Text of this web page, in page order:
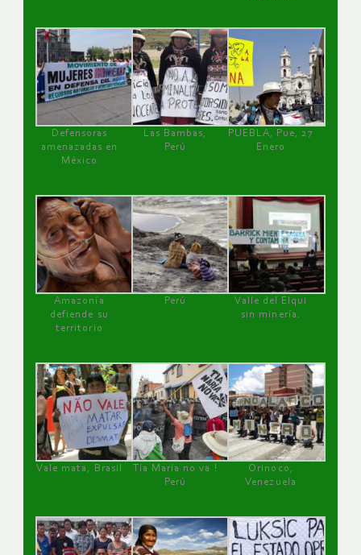
Defensoras
amenazadas en
México
Las Bambas,
Perú
PUEBLA, Pue, 27
Enero
Amazonía
defiende su
territorio
Perú
Valle del Elqui
sin minería.
Vale mata, Brasil
Tía María no va !
Perú
Orinoco,
Venezuela